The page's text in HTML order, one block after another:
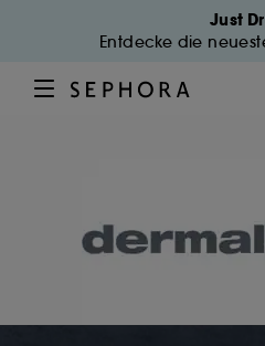
Just
Entdecke die